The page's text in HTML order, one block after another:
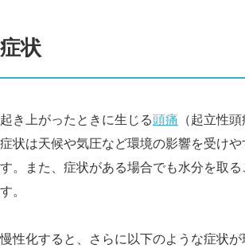
症状
起き上がったときに生じる頭痛 （起立性
症状は天候や気圧など環境の影響を受け
す。また、症状がある場合でも水分を取
す。
慢性化すると、さらに以下のような症状